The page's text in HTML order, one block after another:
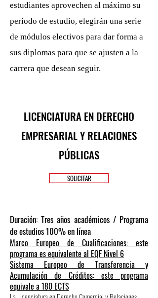
estudiantes aprovechen al máximo su
período de estudio, elegirán una serie
de módulos electivos para dar forma a
sus diplomas para que se ajusten a la
carrera que desean seguir.
LICENCIATURA EN DERECHO
EMPRESARIAL Y RELACIONES
PÚBLICAS
SOLICITAR
Duración: Tres años académicos / Programa
de estudios 100% en línea
Marco Europeo de Cualificaciones: este
programa es equivalente al EQF Nivel 6
Sistema Europeo de Transferencia y
Acumulación de Créditos: este programa
equivale a 180 ECTS